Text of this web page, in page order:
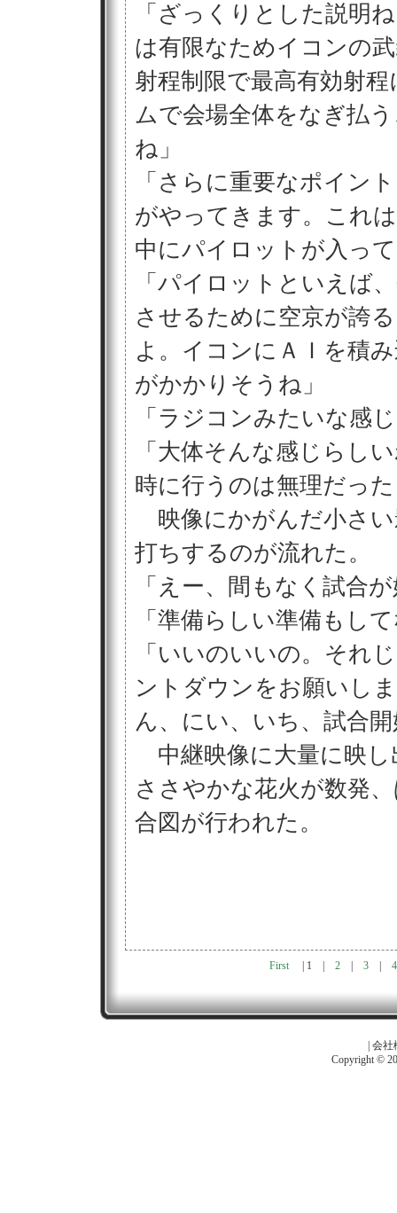
「ざっくりとした説明
は有限なためイコンの
射程制限で最高有効射
ムで会場全体をなぎ払
ね」
「さらに重要なポイン
がやってきます。これ
中にパイロットが入っ
「パイロットといえば
させるために空京が誇
よ。イコンにＡＩを積
がかかりそうね」
「ラジコンみたいな感
「大体そんな感じらし
時に行うのは無理だっ
映像にかがんだ小さ
打ちするのが流れた。
「えー、間もなく試合
「準備らしい準備もし
「いいのいいの。それ
ントダウンをお願いし
ん、にい、いち、試合
中継映像に大量に映
ささやかな花火が数発
合図が行われた。
First| 1 2| 3| 4
会社
Copyright ©